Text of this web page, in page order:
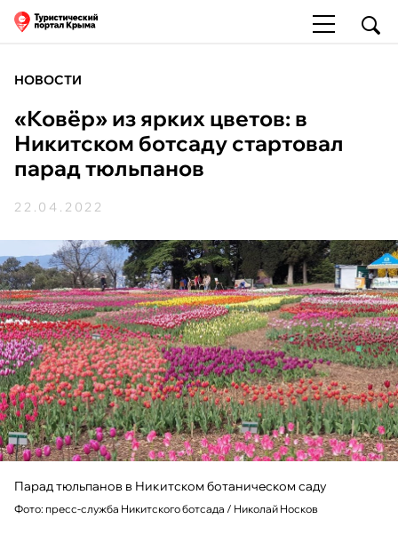
НОВОСТИ
«Ковёр» из ярких цветов: в
Никитском ботсаду стартовал
парад тюльпанов
22.04.2022
Парад тюльпанов в Никитском ботаническом саду
Фото: пресс-служба Никитского ботсада / Николай Носков